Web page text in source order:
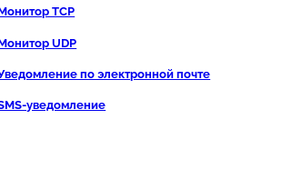
TCP
UDP
по электронной почте
уведомление